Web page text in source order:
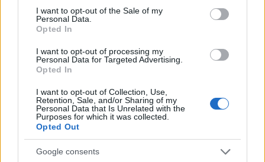
consent section.
I want to opt-out of the Sale of my
Personal Data.
Opted In
I want to opt-out of processing my
Personal Data for Targeted Advertising.
Opted In
I want to opt-out of Collection, Use,
Retention, Sale, and/or Sharing of my
Personal Data that Is Unrelated with the
Purposes for which it was collected.
Opted Out
Google consents
Hideg levegő áramlik hazánkba,
éjszakánként és napközben is országszerte
fagyni fog.
Vasárnap az északi, északnyugati szelet a